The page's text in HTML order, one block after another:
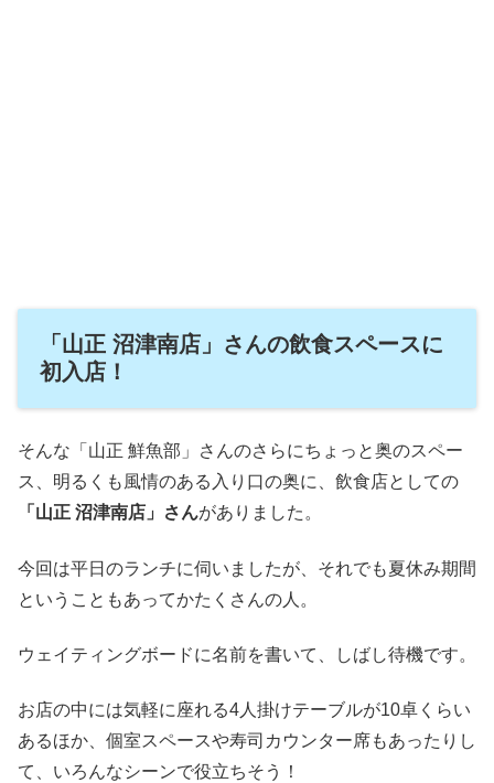
「山正 沼津南店」さんの飲食スペースに
初入店！
そんな「山正 鮮魚部」さんのさらにちょっと奥のスペー
ス、明るくも風情のある入り口の奥に、飲食店としての
「山正 沼津南店」さんがありました。
今回は平日のランチに伺いましたが、それでも夏休み期間
ということもあってかたくさんの人。
ウェイティングボードに名前を書いて、しばし待機です。
お店の中には気軽に座れる4人掛けテーブルが10卓くらい
あるほか、個室スペースや寿司カウンター席もあったりし
て、いろんなシーンで役立ちそう！